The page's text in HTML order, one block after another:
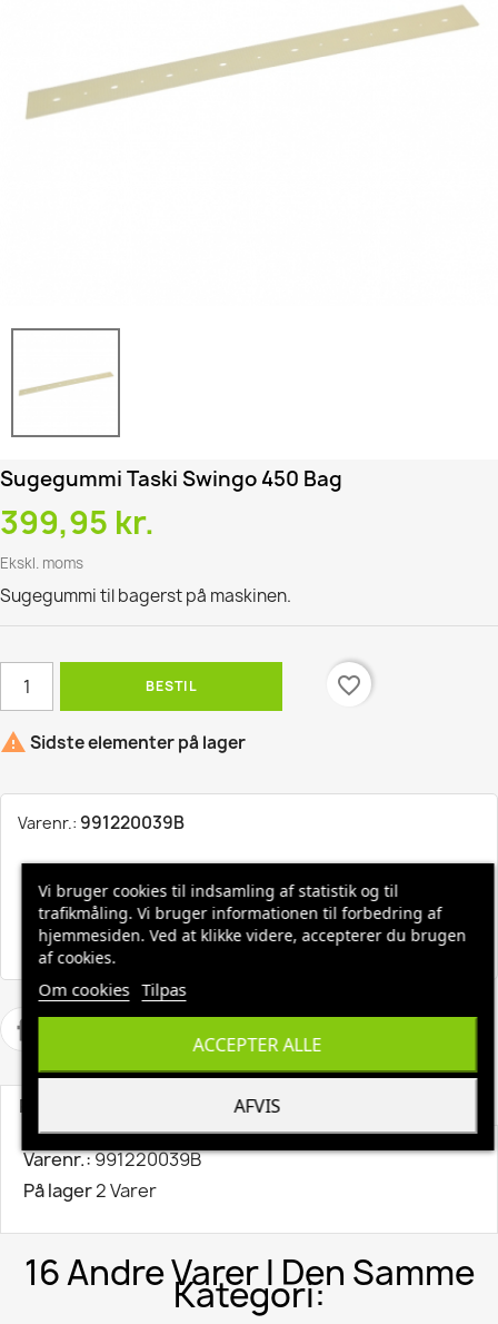
Sugegummi Taski Swingo 450 Bag
399,95 kr.
Ekskl. moms
Sugegummi til bagerst på maskinen.
BESTIL favorite_border
 Sidste elementer på lager
Varenr.: 991220039B
Hurtig levering, 1-3 hverdage
Fri fragt ved køb over 1500,-
Produktoplysninger
Varenr.:991220039B
På lager2 Varer
16 Andre Varer I Den Samme
Kategori:
Vi bruger cookies til indsamling af statistik og til
trafikmåling. Vi bruger informationen til forbedring af
hjemmesiden. Ved at klikke videre, accepterer du brugen
af cookies.
Om cookies Tilpas
AFVIS
ACCEPTER ALLE